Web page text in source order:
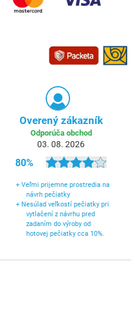
Overený zákazník
Odporúča obchod
03. 08. 2026
80%
+ Veľmi prijemne prostredia na
návrh pečiatky
+ Nesúlad veľkostí pečiatky pri
vytlačení z návrhu pred
zadaním do výroby od
hotovej pečiatky cca 10%.